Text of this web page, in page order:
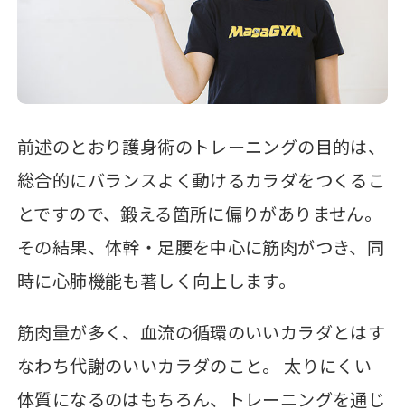
前述のとおり護身術のトレーニングの目的は、
総合的にバランスよく動けるカラダをつくるこ
とですので、鍛える箇所に偏りがありません。
その結果、体幹・足腰を中心に筋肉がつき、同
時に心肺機能も著しく向上します。
筋肉量が多く、血流の循環のいいカラダとはす
なわち代謝のいいカラダのこと。 太りにくい
体質になるのはもちろん、トレーニングを通じ